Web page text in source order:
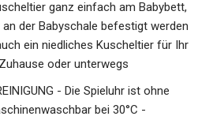
ganz einfach am Babybett,
der Babyschale befestigt werden
ein niedliches Kuscheltier für Ihr
oder unterwegs
- Die Spieluhr ist ohne
bei 30°C -